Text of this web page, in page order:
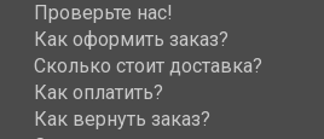
Проверьте нас!
Как оформить заказ?
Сколько стоит доставка?
Как оплатить?
Как вернуть заказ?